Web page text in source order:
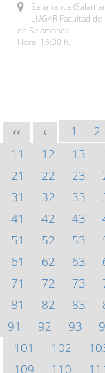
Salamanca
LUGAR Facultad
de Salamanca
Hora: 16:30 h.
<< < 1 2
11
12 13
21
22 23
31
32 33
41
42 43
51
52 53
61
62 63
71
72 73
81
82 83
91
92 93
101
102
109
110